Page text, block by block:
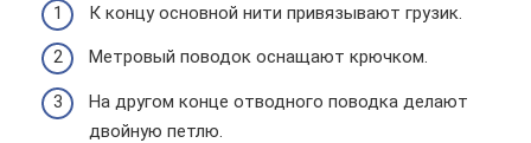
К концу основной нити привязывают грузик.
Метровый поводок оснащают крючком.
На другом конце отводного поводка делают
двойную петлю.